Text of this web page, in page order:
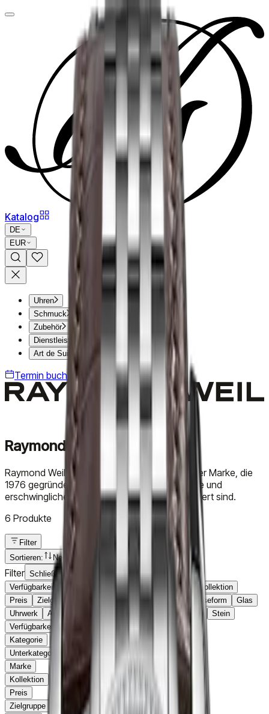
Katalog
DE
EUR
Uhren
Schmuck
Zubehör
Dienstleistungen
Art de Suisse
Termin buchen
Raymond Weil
Raymond Weil, eine familiengeführte Schweizer Marke, die
1976 gegründet wurde, ist bekannt für elegante und
erschwingliche Uhren, die von der Musik inspiriert sind.
6 Produkte
Filter
Sortieren: Neueste
Filter Schließen
Verfügbarkeit
Unterkategorie Marke
Kollektion
Preis
Zielgruppe Gehäuseform
Glas
Uhrwerk
Armbandmaterial Durchmesser
Stein
Verfügbarkeit
Kategorie
Unterkategorie
Marke
Kollektion
Preis
Zielgruppe